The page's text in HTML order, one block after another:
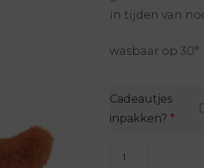
in tijden van
wasbaar op 30°
Cadeautjes
inpakken? *